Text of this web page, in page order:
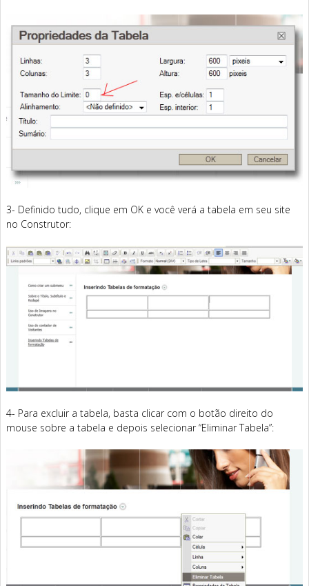
3- Definido tudo, clique em OK e você verá a tabela em seu site
no Construtor:
4- Para excluir a tabela, basta clicar com o botão direito do
mouse sobre a tabela e depois selecionar “Eliminar Tabela”: